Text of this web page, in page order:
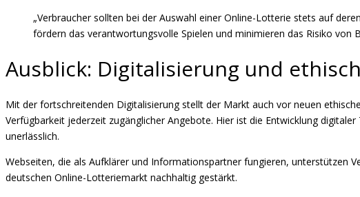
„Verbraucher sollten bei der Auswahl einer Online-Lotterie stets auf
fördern das verantwortungsvolle Spielen und minimieren das Risiko von
Ausblick: Digitalisierung und
Mit der fortschreitenden Digitalisierung stellt der Markt auch vor neuen
Verfügbarkeit jederzeit zugänglicher Angebote. Hier ist die Entwicklung
unerlässlich.
Webseiten, die als Aufklärer und Informationspartner fungieren, unterstützen
deutschen Online-Lotteriemarkt nachhaltig gestärkt.